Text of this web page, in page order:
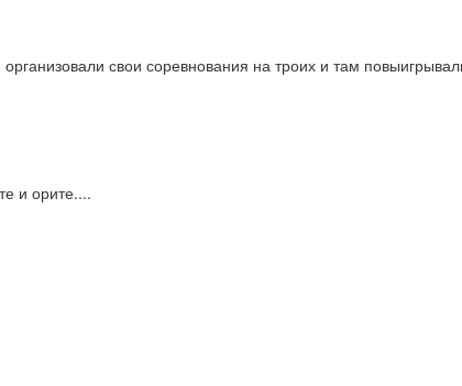
свои соревнования на троих и там
и орите....